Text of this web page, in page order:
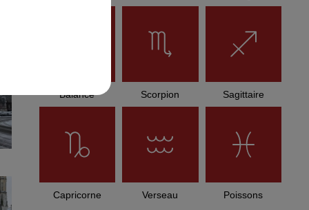
Balance Scorpion Sagittaire
Capricorne Verseau Poissons